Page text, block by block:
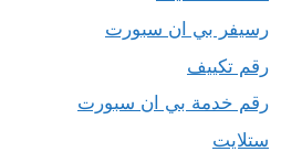
رسيفر بي ان سبورت
رقم تكييف
رقم خدمة بي ان سبورت
ستلايت